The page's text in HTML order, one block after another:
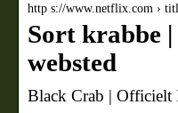
http s://www.netflix.com ›
Sort krabbe
websted
Black Crab | Officielt